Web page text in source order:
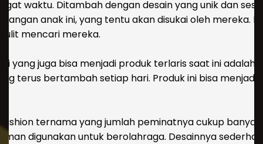
waktu. Ditambah dengan desain yang unik dan
anak ini, yang tentu akan disukai oleh mereka.
mencari mereka.
yang juga bisa menjadi produk terlaris saat ini adalah
terus bertambah setiap hari. Produk ini bisa menjadi
ternama yang jumlah peminatnya cukup
digunakan untuk berolahraga. Desainnya